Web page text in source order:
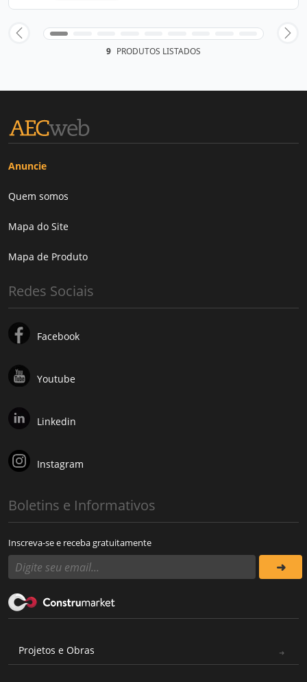
9 PRODUTOS LISTADOS
Anuncie
Quem somos
Mapa do Site
Mapa de Produto
Redes Sociais
Facebook
Youtube
Linkedin
Instagram
Boletins e Informativos
Inscreva-se e receba gratuitamente
Projetos e Obras